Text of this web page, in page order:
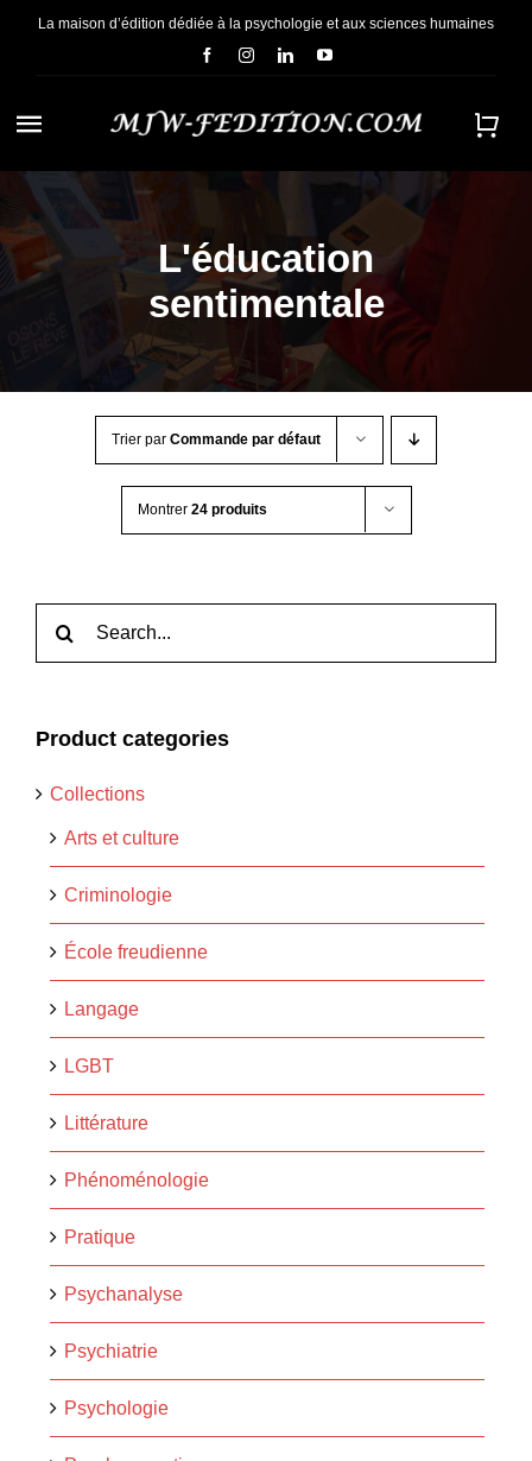
PasserLa maison d’édition dédiée à la psychologie et aux sciences humaines
Navigation
à
bascule
ACCUEIL
NOUS CONNAÎTRE
CONTACT
L'éducation
sentimentale
Trier par Commande par défaut
Montrer 24 produits
Product categories
Collections
Arts et culture
Criminologie
École freudienne
Langage
LGBT
Littérature
Phénoménologie
Pratique
Psychanalyse
Psychiatrie
Psychologie